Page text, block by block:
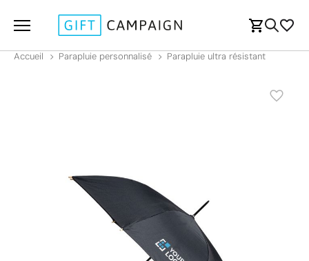
Accueil Parapluie personnalisé Parapluie ultra résistant